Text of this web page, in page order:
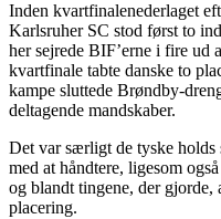
Inden kvartfinalenederlaget
Karlsruher SC stod først to
her sejrede BIF’erne i fire ud
kvartfinale tabte danske to
kampe sluttede Brøndby-
deltagende mandskaber.
Det var særligt de tyske holds
med at håndtere, ligesom
og blandt tingene, der
placering.